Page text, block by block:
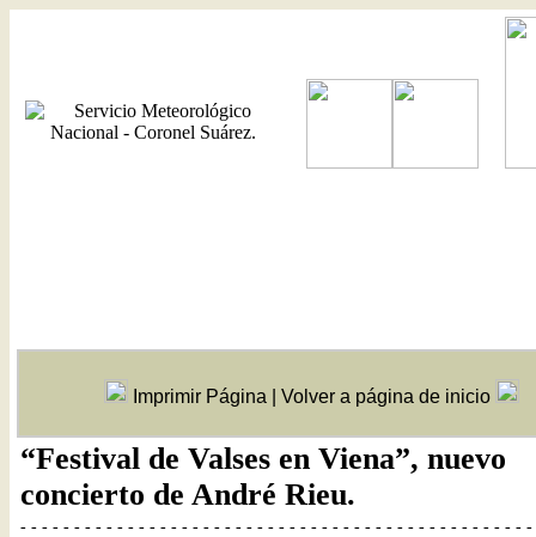
Imprimir Página Volver a página de inicio
“Festival de Valses en Viena”, nuevo
concierto de André Rieu.
- - - - - - - - - - - - - - - - - - - - - - - - - - - - - - - - - - - - - - - - - - - - - - -